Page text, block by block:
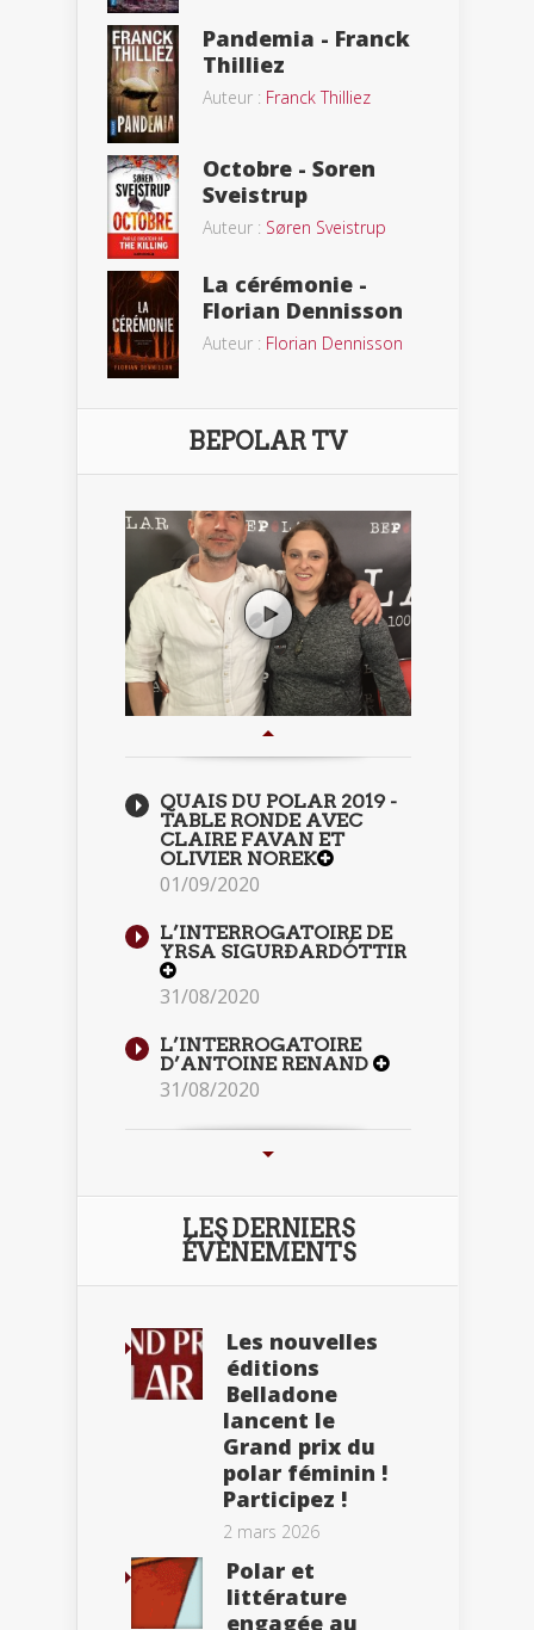
Pandemia - Franck
Thilliez
Auteur : Franck Thilliez
Octobre - Soren
Sveistrup
Auteur : Søren Sveistrup
La cérémonie -
Florian Dennisson
Auteur : Florian Dennisson
BEPOLAR TV
QUAIS DU POLAR 2019 -
TABLE RONDE AVEC
CLAIRE FAVAN ET
OLIVIER NOREK
01/09/2020
L’INTERROGATOIRE DE
YRSA SIGURÐARDÓTTIR
31/08/2020
L’INTERROGATOIRE
D’ANTOINE RENAND
31/08/2020
LES DERNIERS
ÉVÈNEMENTS
Les nouvelles
éditions
Belladone
lancent le
Grand prix du
polar féminin !
Participez !
2 mars 2026
Polar et
littérature
engagée au